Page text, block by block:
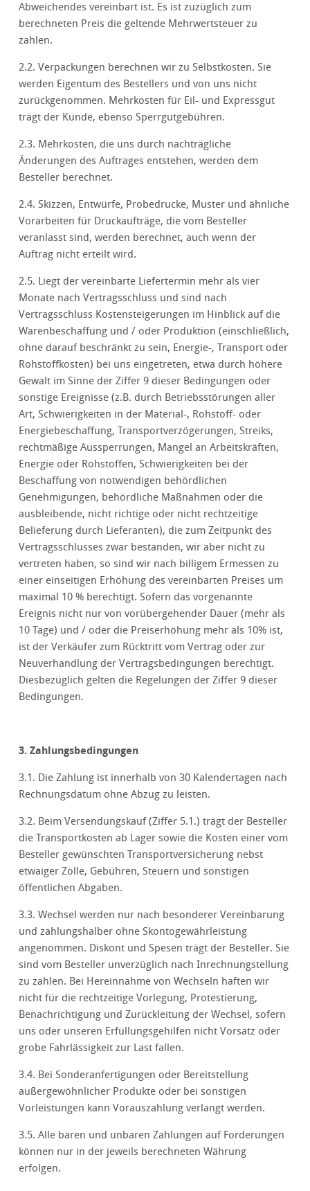
Abweichendes vereinbart ist. Es ist zuzüglich zum
berechneten Preis die geltende Mehrwertsteuer zu
zahlen.
2.2. Verpackungen berechnen wir zu Selbstkosten. Sie
werden Eigentum des Bestellers und von uns nicht
zurückgenommen. Mehrkosten für Eil- und Expressgut
trägt der Kunde, ebenso Sperrgutgebühren.
2.3. Mehrkosten, die uns durch nachträgliche
Änderungen des Auftrages entstehen, werden dem
Besteller berechnet.
2.4. Skizzen, Entwürfe, Probedrucke, Muster und ähnliche
Vorarbeiten für Druckaufträge, die vom Besteller
veranlasst sind, werden berechnet, auch wenn der
Auftrag nicht erteilt wird.
2.5. Liegt der vereinbarte Liefertermin mehr als vier
Monate nach Vertragsschluss und sind nach
Vertragsschluss Kostensteigerungen im Hinblick auf die
Warenbeschaffung und / oder Produktion (einschließlich,
ohne darauf beschränkt zu sein, Energie-, Transport oder
Rohstoffkosten) bei uns eingetreten, etwa durch höhere
Gewalt im Sinne der Ziffer 9 dieser Bedingungen oder
sonstige Ereignisse (z.B. durch Betriebsstörungen aller
Art, Schwierigkeiten in der Material-, Rohstoff- oder
Energiebeschaffung, Transportverzögerungen, Streiks,
rechtmäßige Aussperrungen, Mangel an Arbeitskräften,
Energie oder Rohstoffen, Schwierigkeiten bei der
Beschaffung von notwendigen behördlichen
Genehmigungen, behördliche Maßnahmen oder die
ausbleibende, nicht richtige oder nicht rechtzeitige
Belieferung durch Lieferanten), die zum Zeitpunkt des
Vertragsschlusses zwar bestanden, wir aber nicht zu
vertreten haben, so sind wir nach billigem Ermessen zu
einer einseitigen Erhöhung des vereinbarten Preises um
maximal 10 % berechtigt. Sofern das vorgenannte
Ereignis nicht nur von vorübergehender Dauer (mehr als
10 Tage) und / oder die Preiserhöhung mehr als 10% ist,
ist der Verkäufer zum Rücktritt vom Vertrag oder zur
Neuverhandlung der Vertragsbedingungen berechtigt.
Diesbezüglich gelten die Regelungen der Ziffer 9 dieser
Bedingungen.
3. Zahlungsbedingungen
3.1. Die Zahlung ist innerhalb von 30 Kalendertagen nach
Rechnungsdatum ohne Abzug zu leisten.
3.2. Beim Versendungskauf (Ziffer 5.1.) trägt der Besteller
die Transportkosten ab Lager sowie die Kosten einer vom
Besteller gewünschten Transportversicherung nebst
etwaiger Zölle, Gebühren, Steuern und sonstigen
öffentlichen Abgaben.
3.3. Wechsel werden nur nach besonderer Vereinbarung
und zahlungshalber ohne Skontogewährleistung
angenommen. Diskont und Spesen trägt der Besteller. Sie
sind vom Besteller unverzüglich nach Inrechnungstellung
zu zahlen. Bei Hereinnahme von Wechseln haften wir
nicht für die rechtzeitige Vorlegung, Protestierung,
Benachrichtigung und Zurückleitung der Wechsel, sofern
uns oder unseren Erfüllungsgehilfen nicht Vorsatz oder
grobe Fahrlässigkeit zur Last fallen.
3.4. Bei Sonderanfertigungen oder Bereitstellung
außergewöhnlicher Produkte oder bei sonstigen
Vorleistungen kann Vorauszahlung verlangt werden.
3.5. Alle baren und unbaren Zahlungen auf Forderungen
können nur in der jeweils berechneten Währung
erfolgen.